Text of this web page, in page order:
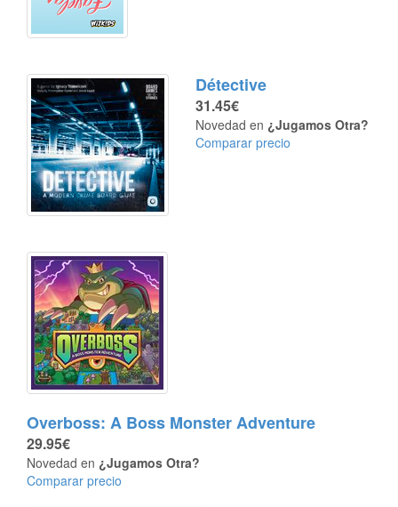
Détective
31.45€
Novedad en ¿Jugamos Otra?
Comparar precio
Overboss: A Boss Monster Adventure
29.95€
Novedad en ¿Jugamos Otra?
Comparar precio